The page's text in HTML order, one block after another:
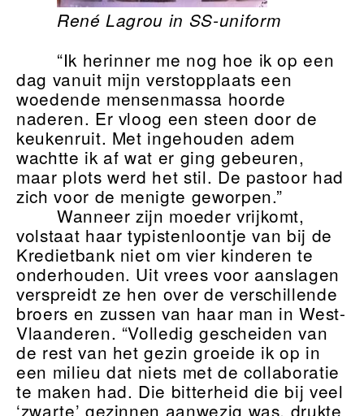
René Lagrou in SS-uniform
“Ik herinner me nog hoe ik op een
dag vanuit mijn verstopplaats een
woedende mensenmassa hoorde
naderen. Er vloog een steen door de
keukenruit. Met ingehouden adem
wachtte ik af wat er ging gebeuren,
maar plots werd het stil. De pastoor had
zich voor de menigte geworpen.”
Wanneer zijn moeder vrijkomt,
volstaat haar typistenloontje van bij de
Kredietbank niet om vier kinderen te
onderhouden. Uit vrees voor aanslagen
verspreidt ze hen over de verschillende
broers en zussen van haar man in West-
Vlaanderen. “Volledig gescheiden van
de rest van het gezin groeide ik op in
een milieu dat niets met de collaboratie
te maken had. Die bitterheid die bij veel
‘zwarte’ gezinnen aanwezig was, drukte